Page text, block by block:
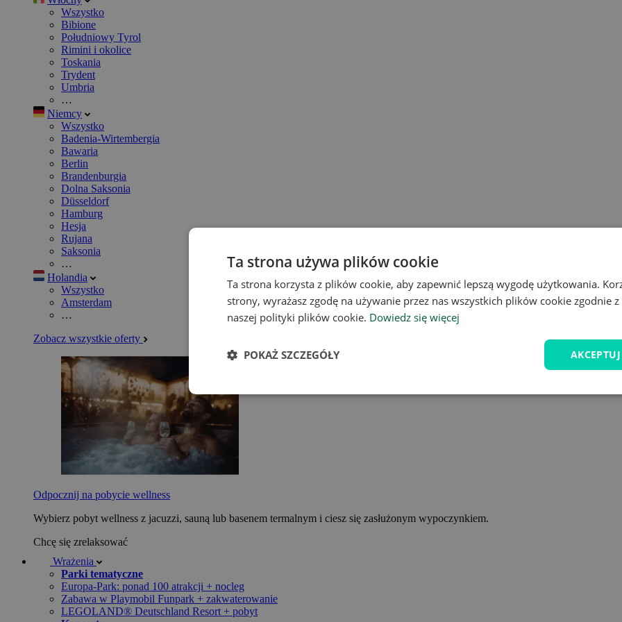
Wszystko
Bibione
Południowy Tyrol
Rimini i okolice
Toskania
Trydent
Umbria
…
Niemcy
Wszystko
Badenia-Wirtembergia
Bawaria
Berlin
Brandenburgia
Dolna Saksonia
Düsseldorf
Hamburg
Hesja
Rujana
Saksonia
…
Holandia
Wszystko
Amsterdam
…
Zobacz wszystkie oferty
Odpocznij na pobycie wellness
Wybierz pobyt wellness z jacuzzi, sauną lub basenem termalnym i ciesz się zasłużonym wypoczynkiem.
Chcę się zrelaksować
Wrażenia
Parki tematyczne
Europa-Park: ponad 100 atrakcji + nocleg
Zabawa w Playmobil Funpark + zakwaterowanie
LEGOLAND® Deutschland Resort + pobyt
Ta strona używa plików cookie
Ta strona korzysta z plików cookie, aby zapewnić lepszą wygodę użytkowania.
strony, wyrażasz zgodę na używanie przez nas wszystkich plików cookie zgodnie
naszej polityki plików cookie. Dowiedz się więcej
POKAŻ SZCZEGÓŁY